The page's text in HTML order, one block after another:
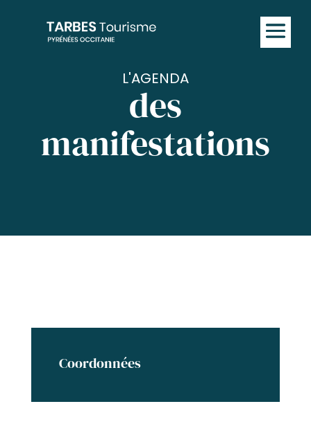
L'AGENDA
des
manifestations
Coordonnées